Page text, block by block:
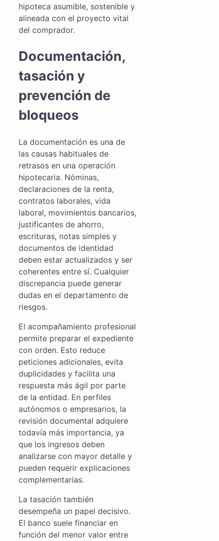
hipoteca asumible, sostenible y
alineada con el proyecto vital
del comprador.
Documentación,
tasación y
prevención de
bloqueos
La documentación es una de
las causas habituales de
retrasos en una operación
hipotecaria. Nóminas,
declaraciones de la renta,
contratos laborales, vida
laboral, movimientos bancarios,
justificantes de ahorro,
escrituras, notas simples y
documentos de identidad
deben estar actualizados y ser
coherentes entre sí. Cualquier
discrepancia puede generar
dudas en el departamento de
riesgos.
El acompañamiento profesional
permite preparar el expediente
con orden. Esto reduce
peticiones adicionales, evita
duplicidades y facilita una
respuesta más ágil por parte
de la entidad. En perfiles
autónomos o empresarios, la
revisión documental adquiere
todavía más importancia, ya
que los ingresos deben
analizarse con mayor detalle y
pueden requerir explicaciones
complementarias.
La tasación también
desempeña un papel decisivo.
El banco suele financiar en
función del menor valor entre